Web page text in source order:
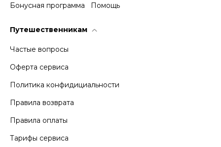
Бонусная программа
Помощь
Путешественникам
Частые вопросы
Оферта сервиса
Политика конфидициальности
Правила возврата
Правила оплаты
Тарифы сервиса